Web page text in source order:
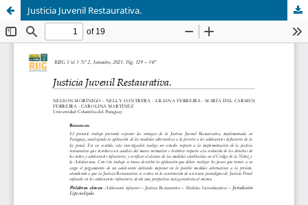
Justicia Juvenil Restaurativa.